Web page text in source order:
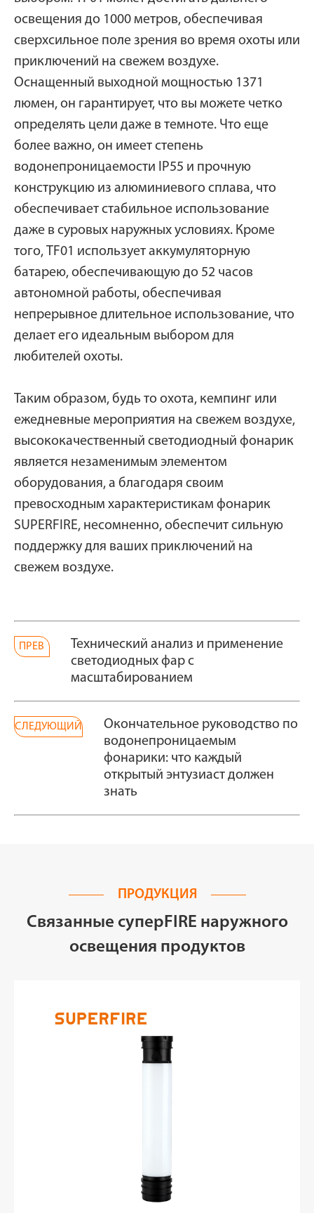
освещения до 1000 метров, обеспечивая
сверхсильное поле зрения во время охоты или
приключений на свежем воздухе.
Оснащенный выходной мощностью 1371
люмен, он гарантирует, что вы можете четко
определять цели даже в темноте. Что еще
более важно, он имеет степень
водонепроницаемости IP55 и прочную
конструкцию из алюминиевого сплава, что
обеспечивает стабильное использование
даже в суровых наружных условиях. Кроме
того, TF01 использует аккумуляторную
батарею, обеспечивающую до 52 часов
автономной работы, обеспечивая
непрерывное длительное использование, что
делает его идеальным выбором для
любителей охоты.
Таким образом, будь то охота, кемпинг или
ежедневные мероприятия на свежем воздухе,
высококачественный светодиодный фонарик
является незаменимым элементом
оборудования, а благодаря своим
превосходным характеристикам фонарик
SUPERFIRE, несомненно, обеспечит сильную
поддержку для ваших приключений на
свежем воздухе.
ПРЕВ
Технический анализ и применение
светодиодных фар с
масштабированием
СЛЕДУЮЩИЙ
Окончательное руководство по
водонепроницаемым
фонарики: что каждый
открытый энтузиаст должен
знать
ПРОДУКЦИЯ
Связанные суперFIRE наружного
освещения продуктов